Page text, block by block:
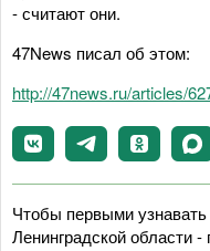
- считают они.
47News писал об этом:
http://47news.ru/articles/
Чтобы первыми
Ленинградской области